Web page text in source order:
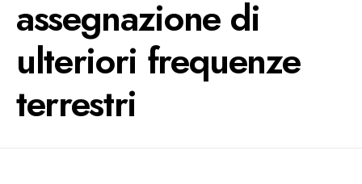
assegnazione di
ulteriori frequenze
terrestri